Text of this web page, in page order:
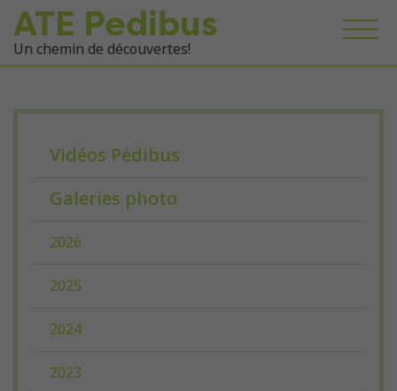
ATE Pedibus
Un chemin de découvertes!
Vidéos Pédibus
Galeries photo
2026
2025
2024
2023